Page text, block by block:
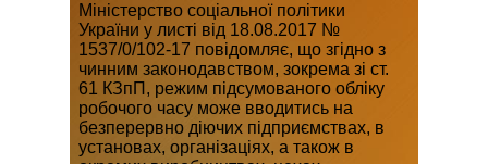
Міністерство соціальної політики
України у листі від 18.08.2017 №
1537/0/102-17 повідомляє, що згідно з
чинним законодавством, зокрема зі ст.
61 КЗпП, режим підсумованого обліку
робочого часу може вводитись на
безперервно діючих підприємствах, в
установах, організаціях, а також в